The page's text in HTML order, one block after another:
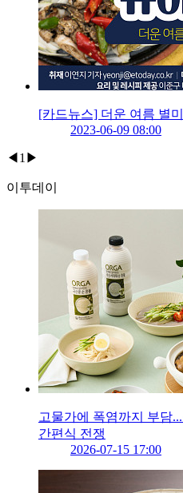
[카드뉴스] 더운 여름 별
2023-06-09 08:00
◀ 1 ▶
이투데이
고물가에 폭염까지 부담
간편식 전쟁
2026-07-15 17:00